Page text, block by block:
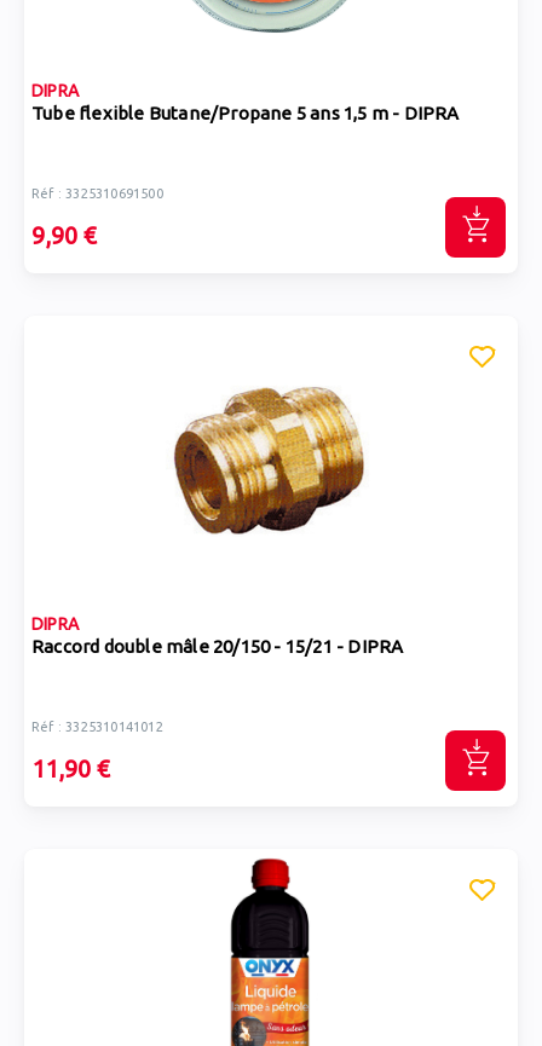
DIPRA
Tube flexible Butane/Propane 5 ans 1,5 m - DIPRA
Réf : 3325310691500
9,90 €
DIPRA
Raccord double mâle 20/150 - 15/21 - DIPRA
Réf : 3325310141012
11,90 €